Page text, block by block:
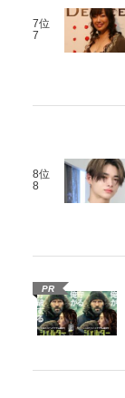
7位
7
8位
8
PR